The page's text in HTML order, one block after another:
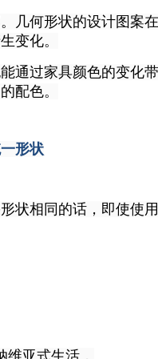
几何形状的设计图案
变化。
通过家具颜色的变化
配色。
形状
状相同的话，即使使
亚式生活，